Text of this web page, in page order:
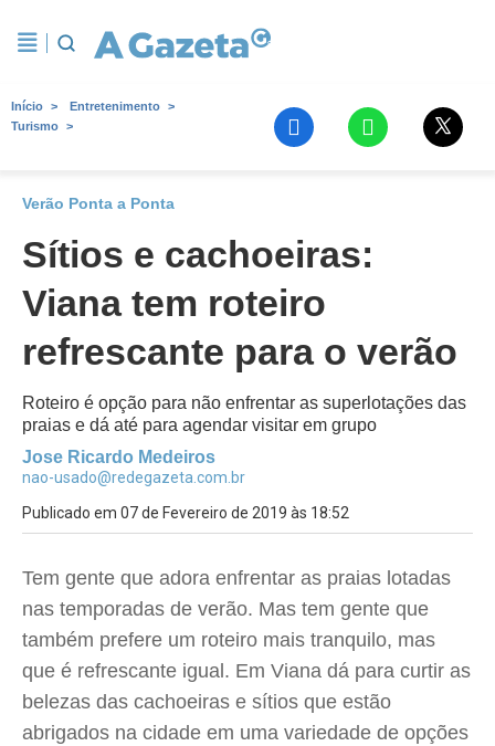
Início
Entretenimento
Turismo
Verão Ponta a Ponta
Sítios e cachoeiras:
Viana tem roteiro
refrescante para o verão
Roteiro é opção para não enfrentar as superlotações das
praias e dá até para agendar visitar em grupo
Jose Ricardo Medeiros
nao-usado@redegazeta.com.br
Publicado em 07 de Fevereiro de 2019 às 18:52
Tem gente que adora enfrentar as praias lotadas
nas temporadas de verão. Mas tem gente que
também prefere um roteiro mais tranquilo, mas
que é refrescante igual. Em Viana dá para curtir as
belezas das cachoeiras e sítios que estão
abrigados na cidade em uma variedade de opções